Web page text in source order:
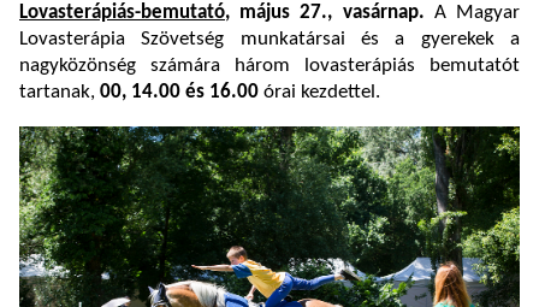
Lovasterápiás-bemutató, május 27., vasárnap. A Magyar
Lovasterápia Szövetség munkatársai és a gyerekek a
nagyközönség számára három lovasterápiás bemutatót
tartanak, 00, 14.00 és 16.00 órai kezdettel.